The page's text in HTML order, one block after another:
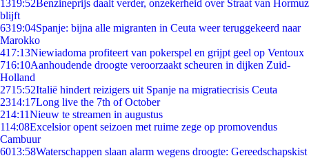
1319:52Benzineprijs daalt verder, onzekerheid over Straat van Hormuz
blijft
6319:04Spanje: bijna alle migranten in Ceuta weer teruggekeerd naar
Marokko
417:13Niewiadoma profiteert van pokerspel en grijpt geel op Ventoux
716:10Aanhoudende droogte veroorzaakt scheuren in dijken Zuid-
Holland
2715:52Italië hindert reizigers uit Spanje na migratiecrisis Ceuta
2314:17Long live the 7th of October
214:11Nieuw te streamen in augustus
114:08Excelsior opent seizoen met ruime zege op promovendus
Cambuur
6013:58Waterschappen slaan alarm wegens droogte: Gereedschapskist